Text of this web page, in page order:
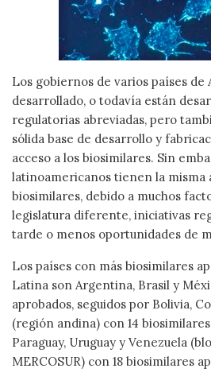
Los gobiernos de varios países de
desarrollado, o todavía están
regulatorias abreviadas, pero
sólida base de desarrollo y
acceso a los biosimilares. Sin
latinoamericanos tienen la misma
biosimilares, debido a muchos
legislatura diferente, iniciativas
tarde o menos oportunidades de
Los países con más biosimilares
Latina son Argentina, Brasil y
aprobados, seguidos por Bolivia,
(región andina) con 14
Paraguay, Uruguay y Venezuela
MERCOSUR) con 18 biosimilares